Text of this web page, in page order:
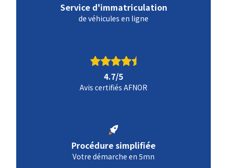
Service d'immatriculation
de véhicules en ligne
4.7/5
Avis certifiés AFNOR
Procédure simplifiée
Votre démarche en 5mn